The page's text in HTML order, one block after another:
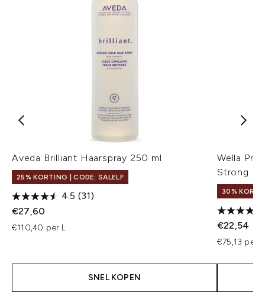
Aveda Brilliant Haarspray 250 ml
25% KORTING | CODE: SALELF
4.5 (31)
€27,60
€110,40 per L
SNEL KOPEN
Wella
Strong
30%
€22,54
€75,13 per L